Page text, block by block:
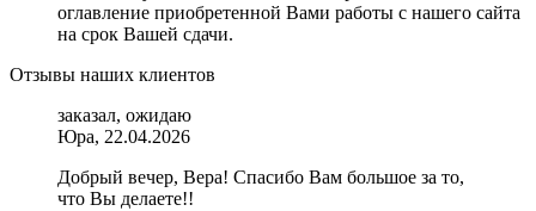
оглавление приобретенной Вами работы с нашего сайта
на срок Вашей сдачи.
Отзывы наших клиентов
заказал, ожидаю
Юра, 22.04.2026
Добрый вечер, Вера! Спасибо Вам большое за то,
что Вы делаете!!